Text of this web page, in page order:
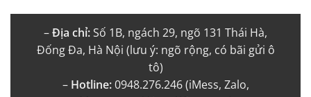
–Địa chỉ:Số 1B, ngách 29, ngõ 131 Thái Hà,
Đống Đa, Hà Nội (lưu ý: ngõ rộng, có bãi gửi ô
tô)
– Hotline:0948.276.246 (iMess, Zalo,